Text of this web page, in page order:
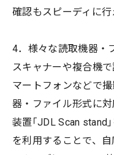
確認もスピーディに⾏
4．様々な読取機器・
スキャナーや複合機
マートフォンなどで
器・ファイル形式に
装置｢JDL Scan stand
を利⽤することで、